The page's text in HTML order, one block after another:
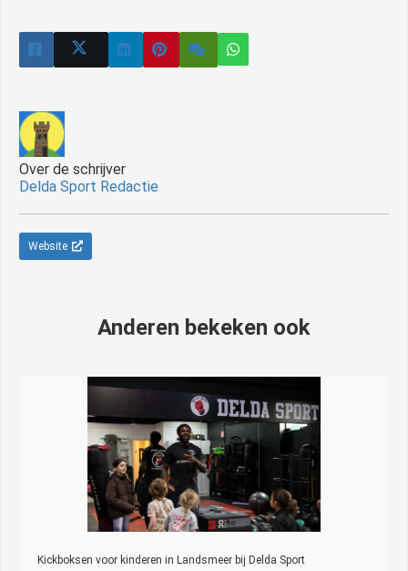
Over de schrijver
Delda Sport Redactie
Website
Anderen bekeken ook
Kickboksen voor kinderen in Landsmeer bij Delda Sport